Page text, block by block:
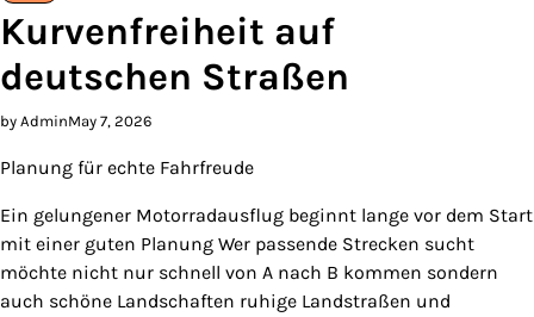
Kurvenfreiheit auf
deutschen Straßen
by AdminMay 7, 2026
Planung für echte Fahrfreude
Ein gelungener Motorradausflug beginnt lange vor dem Start
mit einer guten Planung Wer passende Strecken sucht
möchte nicht nur schnell von A nach B kommen sondern
auch schöne Landschaften ruhige Landstraßen und